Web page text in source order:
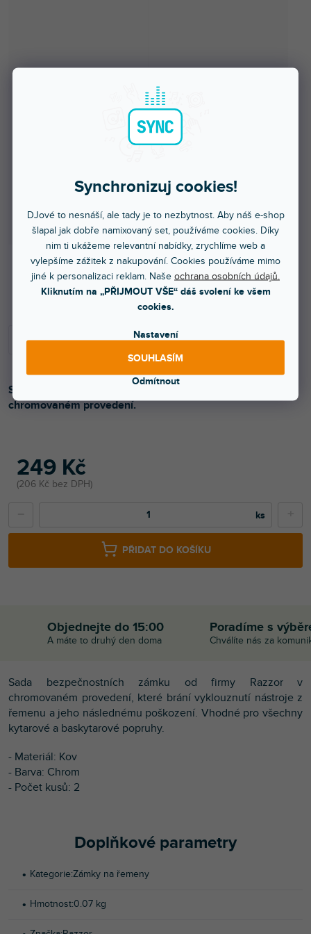
Synchronizuj cookies!
DJové to nesnáší, ale tady je to nezbytnost. Aby náš e-shop
šlapal jak dobře namixovaný set, používáme cookies. Díky
nim ti ukážeme relevantní nabídky, zrychlíme web a
vylepšíme zážitek z nakupování. Cookies používáme mimo
jiné k personalizaci reklam. Naše ochrana osobních údajů.
Kliknutím na „PŘIJMOUT VŠE“ dáš svolení ke všem
cookies.
Nastavení
Odmítnout
SOUHLASÍM
249 Kč
206 Kč bez DPH
Více jak týden
PŘIDAT DO KOŠÍKU
Sada bezpečnostních zámku od firmy Razzor v
chromovaném provedení.
Objednejte do 15:00
A máte to druhý den doma
Poradíme s
Chválíte nás za
Sada bezpečnostních zámku od firmy Razzor v
chromovaném provedení, které brání vyklouznutí nástroje z
řemenu a jeho následnému poškození. Vhodné pro všechny
kytarové a baskytarové popruhy.
- Materiál: Kov
- Barva: Chrom
- Počet kusů: 2
Doplňkové parametry
Kategorie:Zámky na řemeny
Hmotnost:0.07 kg